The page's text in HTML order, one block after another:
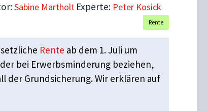
Sabine Martholt Experte: Peter Kosick
Rente
Rente ab dem 1. Juli um
bei Erwerbsminderung beziehen,
der Grundsicherung. Wir erklären auf